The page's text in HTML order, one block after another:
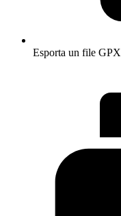
Esporta un file